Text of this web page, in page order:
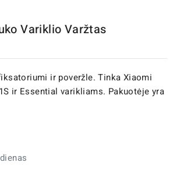
Variklio Varžtas
ir poveržle. Tinka Xiaomi
ir Essential varikliams. Pakuotėje yra